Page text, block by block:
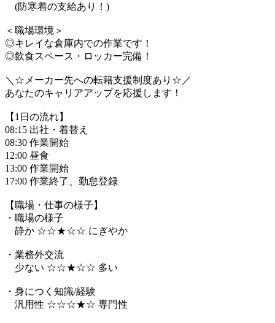
(防寒着の支給あり！)
＜職場環境＞
◎キレイな倉庫内での作業です！
◎飲食スペース・ロッカー完備！
＼☆メーカー先への転籍支援制度あり☆／
あなたのキャリアアップを応援します！
【1日の流れ】
08:15 出社・着替え
08:30 作業開始
12:00 昼食
13:00 作業開始
17:00 作業終了、勤怠登録
【職場・仕事の様子】
・職場の様子
静か ☆☆★☆☆ にぎやか
・業務外交流
少ない ☆☆★☆☆ 多い
・身につく知識/経験
汎用性 ☆☆☆★☆ 専門性